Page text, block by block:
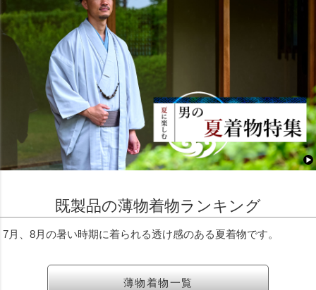
既製品の薄物着物ランキング
7月、8月の暑い時期に着られる透け感のある夏着物です。
薄物着物一覧